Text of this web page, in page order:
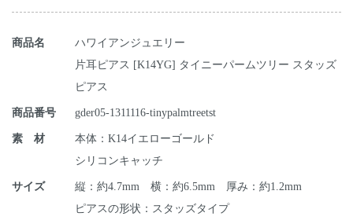
商品名
ハワイアンジュエリー
片耳ピアス [K14YG] タイニーパームツリー スタッズ
ピアス
商品番号 gder05-1311116-tinypalmtreetst
素 材
本体：K14イエローゴールド
シリコンキャッチ
サイズ
縦：約4.7mm 横：約6.5mm 厚み：約1.2mm
ピアスの形状：スタッズタイプ